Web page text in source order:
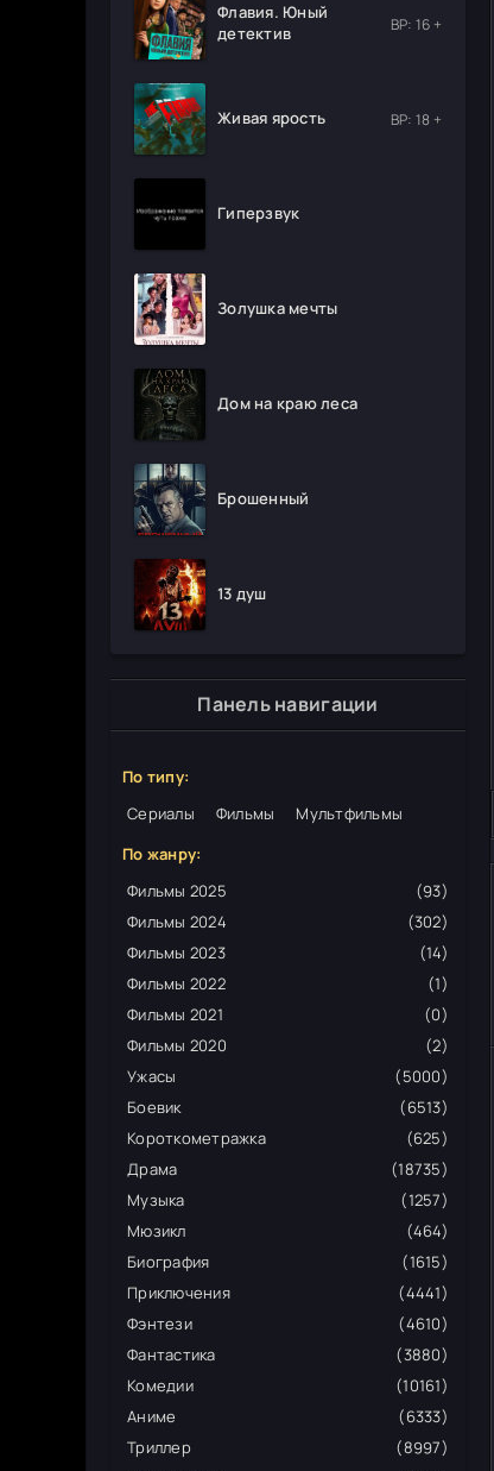
Флавия. Юный
детектив
ВР: 16 +
Живая ярость ВР: 18 +
Гиперзвук
Золушка мечты
Дом на краю леса
Брошенный
13 душ
Панель навигации
По типу:
Сериалы
Фильмы
Мультфильмы
По жанру:
Фильмы 2025
(93)
Фильмы 2024
(302)
Фильмы 2023
(14)
Фильмы 2022
(1)
Фильмы 2021
(0)
Фильмы 2020
(2)
Ужасы
(5000)
Боевик
(6513)
Короткометражка
(625)
Драма
(18735)
Музыка
(1257)
Мюзикл
(464)
Биография
(1615)
Приключения
(4441)
Фэнтези
(4610)
Фантастика
(3880)
Комедии
(10161)
Аниме
(6333)
Триллер
(8997)